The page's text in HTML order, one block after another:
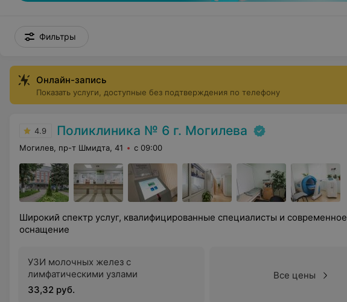
Фильтры
Онлайн-запись
Показать услуги, доступные без подтверждения по телефону
4.9 Поликлиника № 6 г. Могилева
Могилев, пр-т Шмидта, 41 с 09:00
Широкий спектр услуг, квалифицированные специалисты и современное
оснащение
УЗИ молочных желез с
лимфатическими узлами
33,32 руб.
Все цены